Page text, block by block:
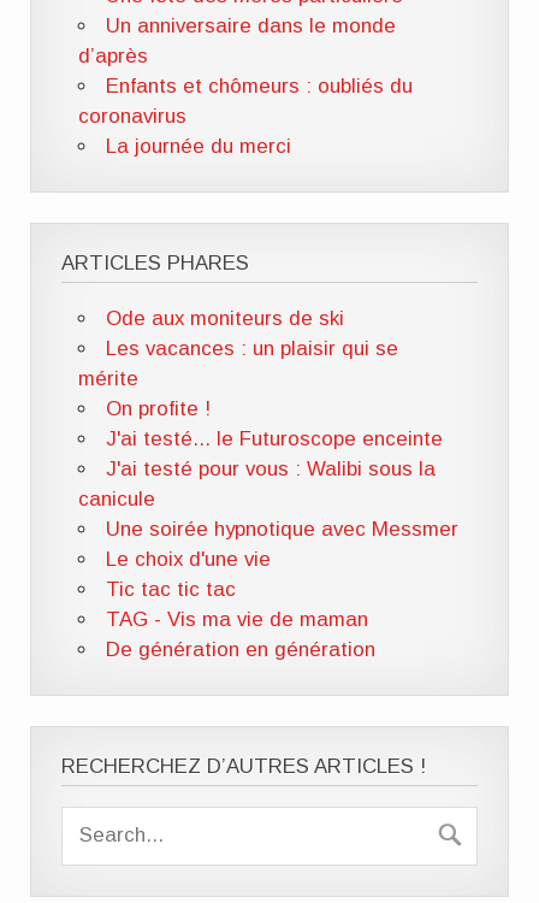
Un anniversaire dans le monde
d’après
Enfants et chômeurs : oubliés du
coronavirus
La journée du merci
ARTICLES PHARES
Ode aux moniteurs de ski
Les vacances : un plaisir qui se
mérite
On profite !
J'ai testé... le Futuroscope enceinte
J'ai testé pour vous : Walibi sous la
canicule
Une soirée hypnotique avec Messmer
Le choix d'une vie
Tic tac tic tac
TAG - Vis ma vie de maman
De génération en génération
RECHERCHEZ D’AUTRES ARTICLES !